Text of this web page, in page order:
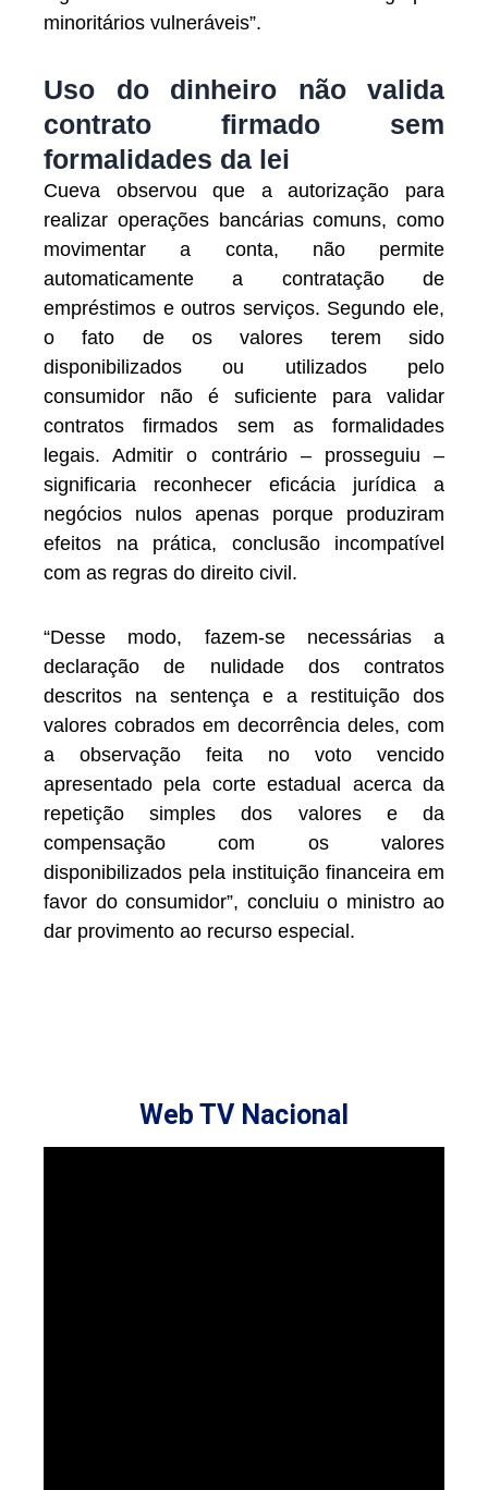
minoritários vulneráveis”.
Uso do dinheiro não valida
contrato firmado sem
formalidades da lei
Cueva observou que a autorização para
realizar operações bancárias comuns, como
movimentar a conta, não permite
automaticamente a contratação de
empréstimos e outros serviços. Segundo ele,
o fato de os valores terem sido
disponibilizados ou utilizados pelo
consumidor não é suficiente para validar
contratos firmados sem as formalidades
legais. Admitir o contrário – prosseguiu –
significaria reconhecer eficácia jurídica a
negócios nulos apenas porque produziram
efeitos na prática, conclusão incompatível
com as regras do direito civil.
“Desse modo, fazem-se necessárias a
declaração de nulidade dos contratos
descritos na sentença e a restituição dos
valores cobrados em decorrência deles, com
a observação feita no voto vencido
apresentado pela corte estadual acerca da
repetição simples dos valores e da
compensação com os valores
disponibilizados pela instituição financeira em
favor do consumidor”, concluiu o ministro ao
dar provimento ao recurso especial.
Web TV Nacional